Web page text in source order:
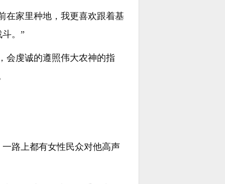
在家里种地，我更喜欢跟着基
。”
会虔诚的遵照伟大农神的指
路上都有女性民众对他高声